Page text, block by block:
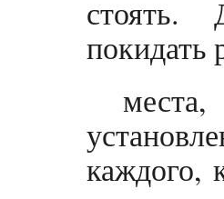
стоять.
покидать
каждого,